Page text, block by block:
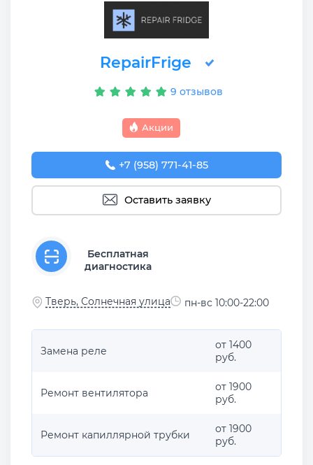
RepairFrige
9 отзывов
Акции
+7 (958) 771-41-85
Оставить заявку
Бесплатная
диагностика
Тверь, Солнечная улица пн-вс 10:00-22:00
Замена реле
от 1400
руб.
Ремонт вентилятора
от 1900
руб.
Ремонт капиллярной трубки
от 1900
руб.